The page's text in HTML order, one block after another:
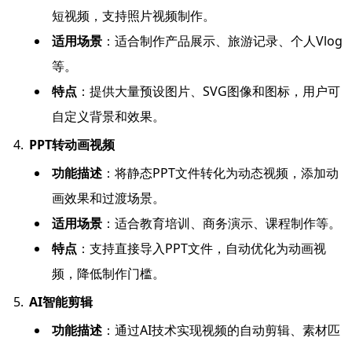
短视频，支持照片视频制作。
适用场景：适合制作产品展示、旅游记录、个人Vlog
等。
特点 ：提供大量预设图片、SVG图像和图标，用户可
自定义背景和效果。
PPT转动画视频
功能描述：将静态PPT文件转化为动态视频，添加动
画效果和过渡场景。
适用场景：适合教育培训、商务演示、课程制作等。
特点 ：支持直接导入PPT文件，自动优化为动画视
频，降低制作门槛。
AI智能剪辑
功能描述：通过AI技术实现视频的自动剪辑、素材匹